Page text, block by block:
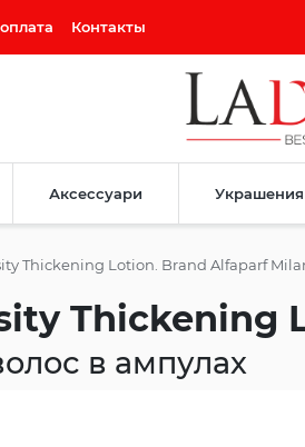
Контакты
Аксессуари Украшения
Thickening Lotion. Brand Alfaparf
Thickening
в ампулах